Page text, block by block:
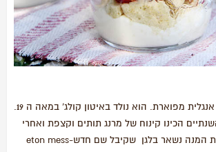
הכינו קינוח של מרנג תותים וקצפת ואחרי
שכולם היו אוכלים את המנה נשאר בלגן שקיבל שם חדש-eton mess